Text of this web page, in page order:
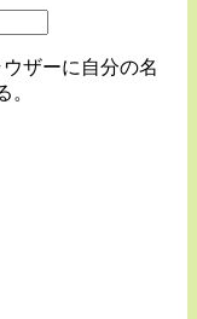
ザーに自分の名
。